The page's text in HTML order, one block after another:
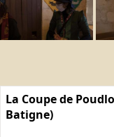
La Coupe de
Batigne)